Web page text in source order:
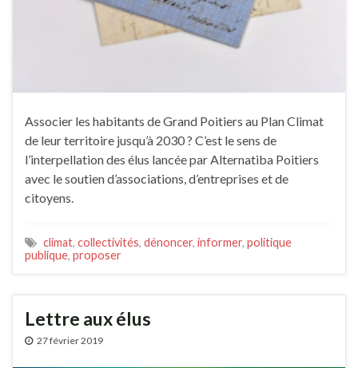
Associer les habitants de Grand Poitiers au Plan Climat
de leur territoire jusqu’à 2030 ? C’est le sens de
l’interpellation des élus lancée par Alternatiba Poitiers
avec le soutien d’associations, d’entreprises et de
citoyens.
climat, collectivités, dénoncer, informer, politique
publique, proposer
Lettre aux élus
27 février 2019